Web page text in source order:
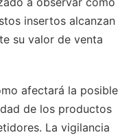
insertos alcanzan
su valor de venta
afectará la posible
de los productos
La vigilancia